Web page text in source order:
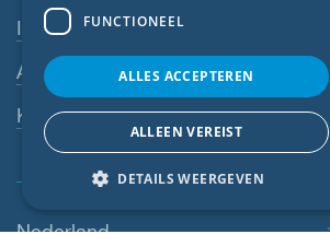
Impressum
AV
Klokkenluiderssysteem
Nederland
NORWEGIAN
FUNCTIONEEL
ALLES ACCEPTEREN
ALLEEN VEREIST
DETAILS WEERGEVEN